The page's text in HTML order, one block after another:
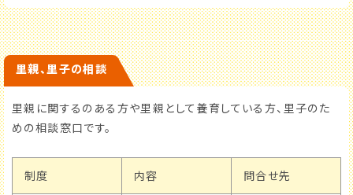
里親、里子の相談
里親に関するのある方や里親として養育している方、里子のた
めの相談窓口です。
制度 内容 問合せ先